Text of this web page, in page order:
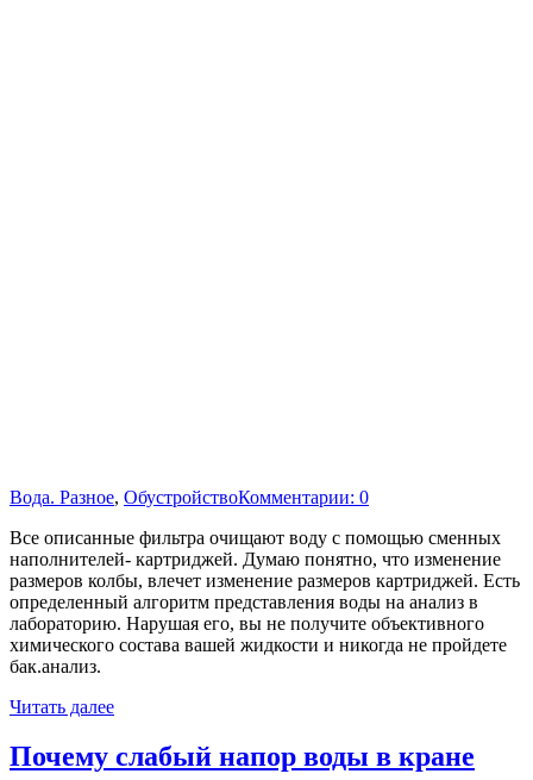
Вода. Разное, ОбустройствоКомментарии: 0
Все описанные фильтра очищают воду с помощью сменных
наполнителей- картриджей. Думаю понятно, что изменение
размеров колбы, влечет изменение размеров картриджей. Есть
определенный алгоритм представления воды на анализ в
лабораторию. Нарушая его, вы не получите объективного
химического состава вашей жидкости и никогда не пройдете
бак.анализ.
Читать далее
Почему слабый напор воды в кране